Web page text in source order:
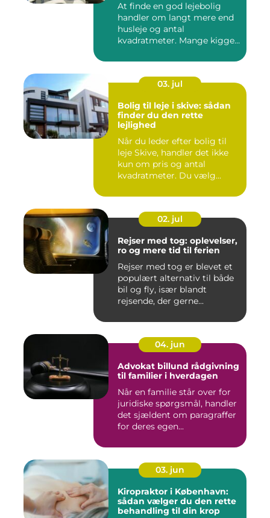
At finde en god lejebolig
handler om langt mere end
husleje og antal
kvadratmeter. Mange kigger
03. jul
Bolig til leje i skive: sådan
finder du den rette
lejlighed
Når du leder efter bolig til
leje Skive, handler det ikke
kun om pris og antal
kvadratmeter. Du vælg...
02. jul
Rejser med tog: oplevelser,
ro og mere tid til ferien
Rejser med tog er blevet et
populært alternativ til både
bil og fly, især blandt
rejsende, der gerne...
04. jun
Advokat billund rådgivning
til familier i hverdagen
Når en familie står over for
juridiske spørgsmål, handler
det sjældent om paragraffer
for deres egen...
03. jun
Kiropraktor i København:
sådan vælger du den rette
behandling til din krop